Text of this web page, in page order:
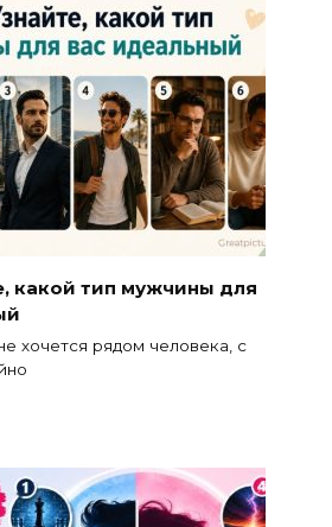
какой тип мужчины для
хочется рядом человека, с